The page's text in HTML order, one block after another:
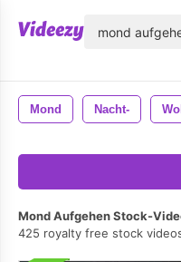
Mond Nacht-
Mond Aufgehen Stock-
425 royalty free stock